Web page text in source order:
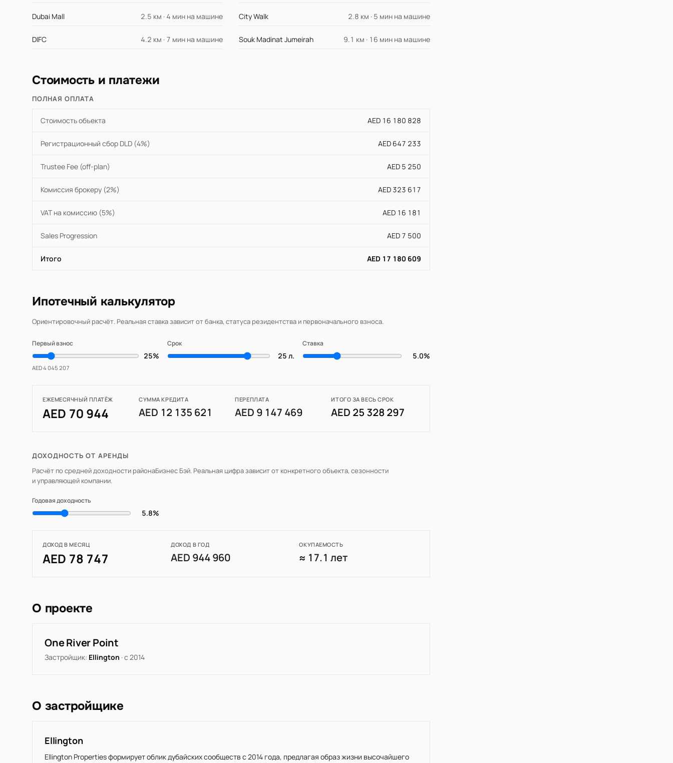
Dubai Mall 2.5 км · 4 мин на машине City Walk 2.8 км · 5 мин на машине
DIFC 4.2 км · 7 мин на машине Souk Madinat Jumeirah 9.1 км · 16 мин на машине
Стоимость и платежи
ПОЛНАЯ ОПЛАТА
Стоимость объекта AED 16 180 828
Регистрационный сбор DLD (4%) AED 647 233
Trustee Fee (off-plan) AED 5 250
Комиссия брокеру (2%) AED 323 617
VAT на комиссию (5%) AED 16 181
Sales Progression AED 7 500
Итого AED 17 180 609
Ипотечный калькулятор
Ориентировочный расчёт. Реальная ставка зависит от банка, статуса резидентства и первоначального взноса.
Первый взнос
25%
AED 4 045 207
Срок
25 л.
Ставка
5.0%
ЕЖЕМЕСЯЧНЫЙ ПЛАТЁЖ
AED 70 944
СУММА КРЕДИТА
AED 12 135 621
ПЕРЕПЛАТА
AED 9 147 469
ИТОГО ЗА ВЕСЬ СРОК
AED 25 328 297
ДОХОДНОСТЬ ОТ АРЕНДЫ
Расчёт по средней доходности районаБизнес Бэй. Реальная цифра зависит от конкретного объекта, сезонности
и управляющей компании.
Годовая доходность
5.8%
ДОХОД В МЕСЯЦ
AED 78 747
ДОХОД В ГОД
AED 944 960
ОКУПАЕМОСТЬ
≈ 17.1 лет
О проекте
One River Point
Застройщик: Ellington · с 2014
О застройщике
Ellington
Ellington Properties формирует облик дубайских сообществ с 2014 года, предлагая образ жизни высочайшего